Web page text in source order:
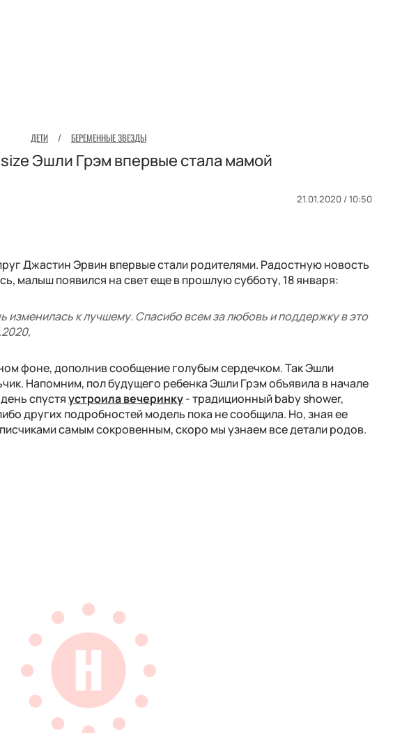
ДЕТИ / БЕРЕМЕННЫЕ ЗВЕЗДЫ
Эшли Грэм впервые стала мамой
21.01.2020 / 10:50
Джастин Эрвин впервые стали родителями. Радостную новость
малыш появился на свет еще в прошлую субботу, 18 января:
изменилась к лучшему. Спасибо всем за любовь и поддержку в это
фоне, дополнив сообщение голубым сердечком. Так Эшли
Напомним, пол будущего ребенка Эшли Грэм объявила в начале
спустяустроила вечеринку- традиционный baby shower,
других подробностей модель пока не сообщила. Но, зная ее
самым сокровенным, скоро мы узнаем все детали родов.